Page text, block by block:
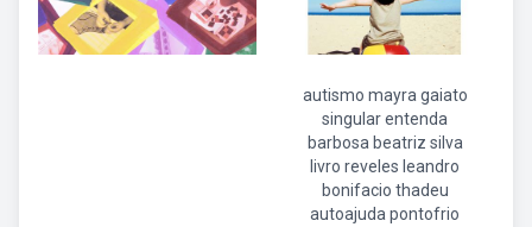
autismo mayra gaiato
singular entenda
barbosa beatriz silva
livro reveles leandro
bonifacio thadeu
autoajuda pontofrio